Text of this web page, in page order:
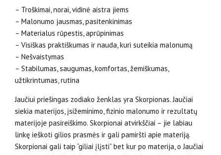
– Troškimai, norai, vidinė aistra jiems
– Malonumo jausmas, pasitenkinimas
– Materialus rūpestis, aprūpinimas
– Visiškas praktiškumas ir nauda, kuri suteikia malonumą
– Nešvaistymas
– Stabilumas, saugumas, komfortas, žemiškumas,
užtikrintumas, rutina
Jaučiui priešingas zodiako ženklas yra Skorpionas. Jaučiai
siekia materijos, įsižeminimo, fizinio malonumo ir rezultatų
materijoje pasireiškimo. Skorpionai atvirkščiai – jie labiau
linkę ieškoti gilios prasmės ir gali pamiršti apie materiją.
Skorpionai gali taip “giliai įlįsti” bet kur po materija, o Jaučiai